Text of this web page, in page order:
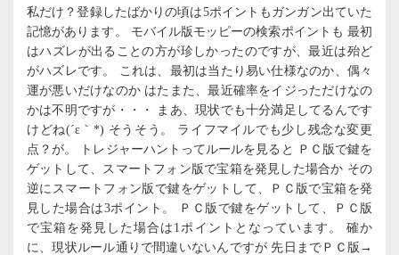
私だけ？登録したばかりの頃は5ポイントもガンガン出ていた
記憶があります。 モバイル版モッピーの検索ポイントも 最初
はハズレが出ることの方が珍しかったのですが、最近は殆ど
がハズレです。 これは、最初は当たり易い仕様なのか、偶々
運が悪いだけなのか はたまた、最近確率をイジっただけなの
かは不明ですが・・・ まあ、現状でも十分満足してるんです
けどね(´ε｀*) そうそう。 ライフマイルでも少し残念な変更
点？が。 トレジャーハントってルールを見ると ＰＣ版で鍵を
ゲットして、スマートフォン版で宝箱を発見した場合か その
逆にスマートフォン版で鍵をゲットして、ＰＣ版で宝箱を発
見した場合は3ポイント。 ＰＣ版で鍵をゲットして、ＰＣ版
で宝箱を発見した場合は1ポイントとなっています。 確か
に、現状ルール通りで間違いないんですが 先日までＰＣ版→